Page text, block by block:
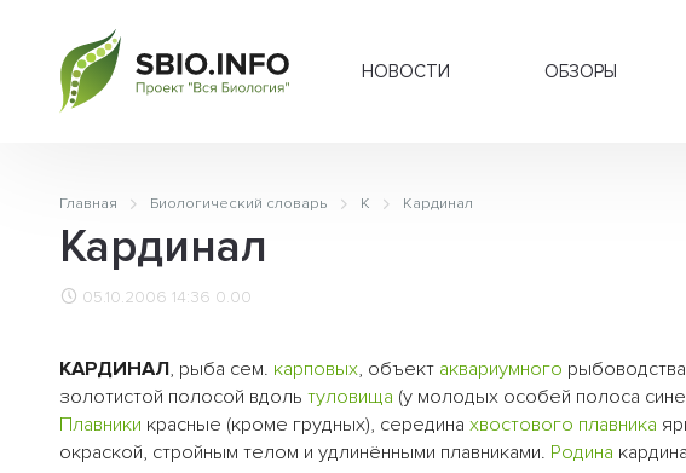
НОВОСТИ ОБЗОРЫ
Главная Биологический словарь К Кардинал
Кардинал
05.10.2006 14:36 0.00
КАРДИНАЛ, рыба сем. карповых, объект аквариумного
золотистой полосой вдоль туловища (у молодых особей полоса
Плавники красные (кроме грудных), середина хвостового плавника
окраской, стройным телом и удлинёнными плавниками. Родина